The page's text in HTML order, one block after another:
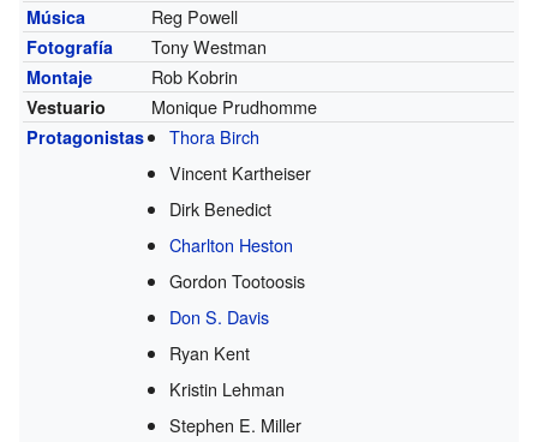
Música Reg Powell
Fotografía Tony Westman
Montaje Rob Kobrin
Vestuario Monique Prudhomme
Protagonistas
Thora Birch
Vincent Kartheiser
Dirk Benedict
Charlton Heston
Gordon Tootoosis
Don S. Davis
Ryan Kent
Kristin Lehman
Stephen E. Miller